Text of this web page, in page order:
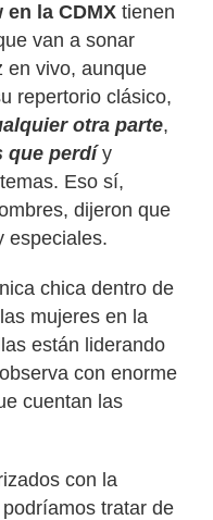
en la CDMX tienen
van a sonar
en vivo, aunque
repertorio clásico,
otra parte,
que perdí y
Eso sí,
dijeron que
especiales.
chica dentro de
mujeres en la
están liderando
con enorme
cuentan las
con la
podríamos tratar de